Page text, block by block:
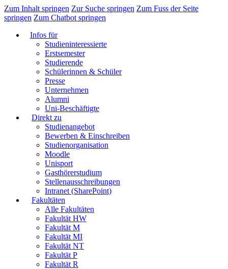
Zum Inhalt springen Zur Suche springen Zum Fuss der Seite
springen Zum Chatbot springen
Infos für
Studieninteressierte
Erstsemester
Studierende
Schülerinnen & Schüler
Presse
Unternehmen
Alumni
Uni-Beschäftigte
Direkt zu
Studienangebot
Bewerben & Einschreiben
Studienorganisation
Moodle
Unisport
Gasthörerstudium
Stellenausschreibungen
Intranet (SharePoint)
Fakultäten
Alle Fakultäten
Fakultät HW
Fakultät M
Fakultät MI
Fakultät NT
Fakultät P
Fakultät R